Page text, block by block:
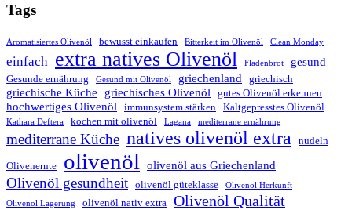
Tags
Aromatisiertes Olivenöl bewusst einkaufen Bitterkeit im Olivenöl Clean Monday
einfach extra natives Olivenöl Fladenbrot gesund
Gesunde ernährung Gesund mit Olivenöl griechenland griechisch
griechische Küche griechisches Olivenöl gutes Olivenöl erkennen
hochwertiges Olivenöl immunsystem stärken Kaltgepresstes Olivenöl
Kathara Deftera kochen mit olivenöl Lagana mediterrane ernährung
mediterrane Küche natives olivenöl extra nudeln
Olivenernte olivenöl olivenöl aus Griechenland
Olivenöl gesundheit olivenöl güteklasse Olivenöl Herkunft
Olivenöl Lagerung olivenöl nativ extra Olivenöl Qualität